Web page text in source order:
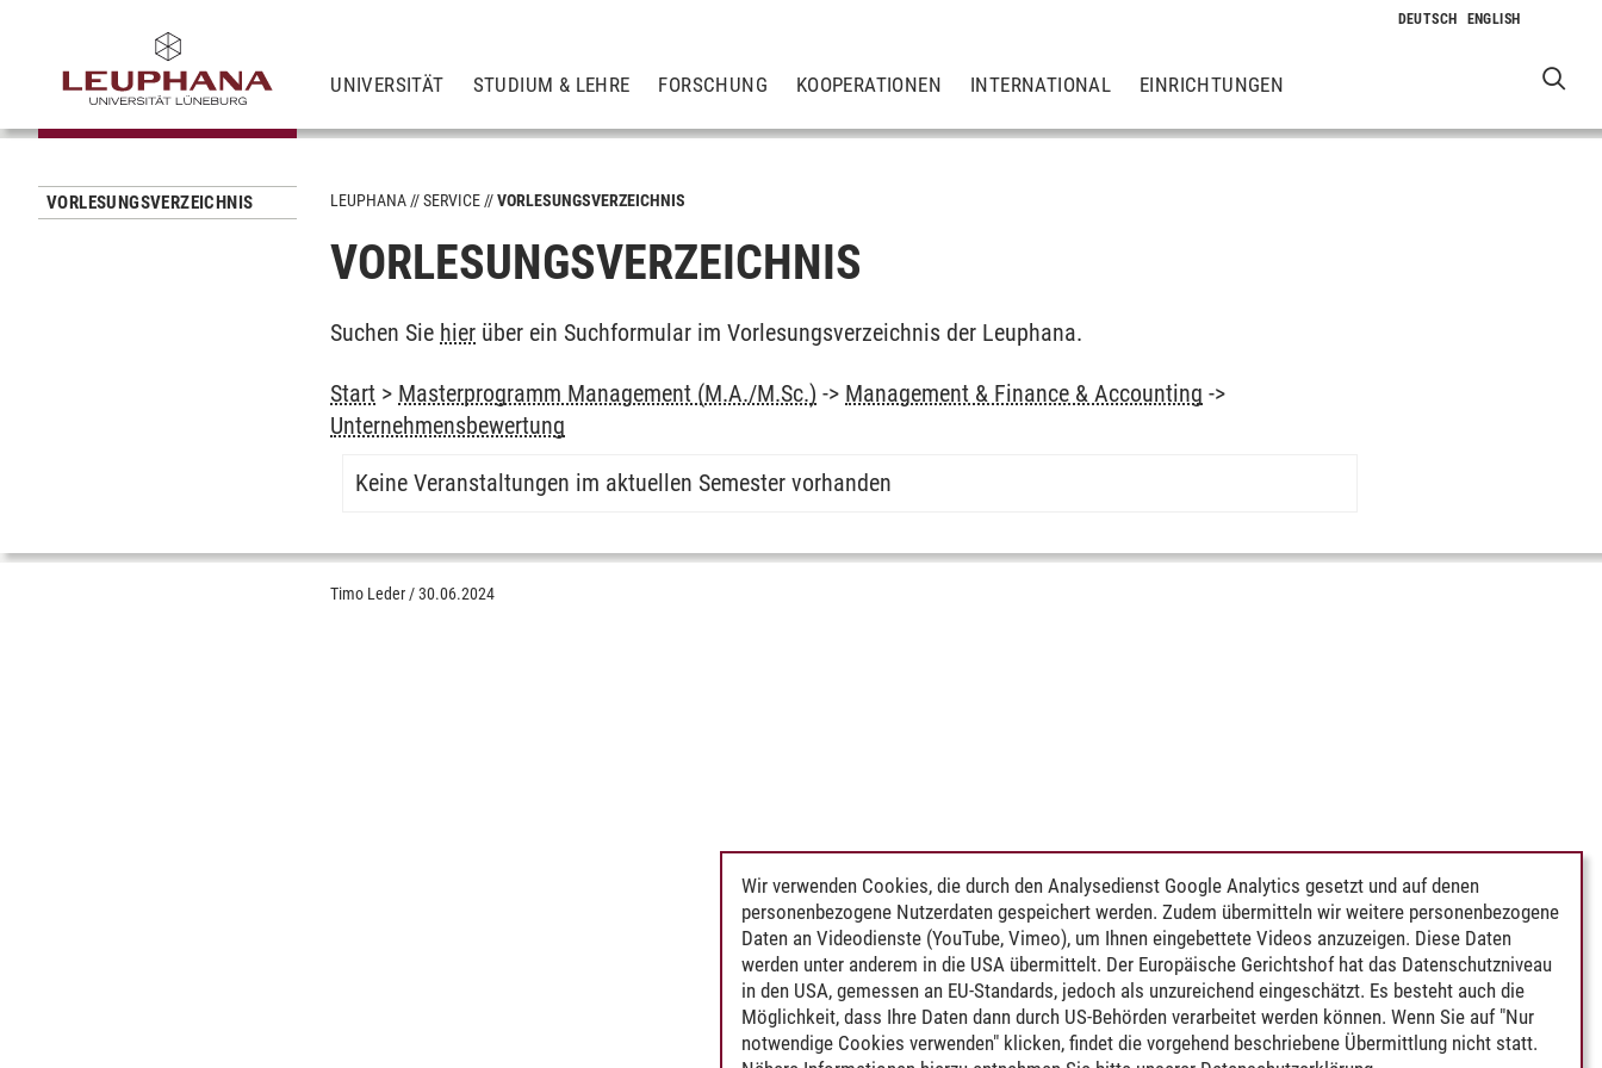
UNIVERSITÄT STUDIUM & LEHRE FORSCHUNG KOOPERATIONEN INTERNATIONAL EINRICHTUNGEN
VORLESUNGSVERZEICHNIS LEUPHANA SERVICE VORLESUNGSVERZEICHNIS
VORLESUNGSVERZEICHNIS
Suchen Sie hier über ein Suchformular im Vorlesungsverzeichnis der Leuphana.
Start > Masterprogramm Management (M.A./M.Sc.) -> Management & Finance & Accounting ->
Unternehmensbewertung
Keine Veranstaltungen im aktuellen Semester vorhanden
Timo Leder /30.06.2024
Wir verwenden Cookies, die durch den Analysedienst Google Analytics gesetzt und auf denen
personenbezogene Nutzerdaten gespeichert werden. Zudem übermitteln wir weitere personenbezogene
Daten an Videodienste (YouTube, Vimeo), um Ihnen eingebettete Videos anzuzeigen. Diese Daten
werden unter anderem in die USA übermittelt. Der Europäische Gerichtshof hat das Datenschutzniveau
in den USA, gemessen an EU-Standards, jedoch als unzureichend eingeschätzt. Es besteht auch die
Möglichkeit, dass Ihre Daten dann durch US-Behörden verarbeitet werden können. Wenn Sie auf "Nur
notwendige Cookies verwenden" klicken, findet die vorgehend beschriebene Übermittlung nicht statt.